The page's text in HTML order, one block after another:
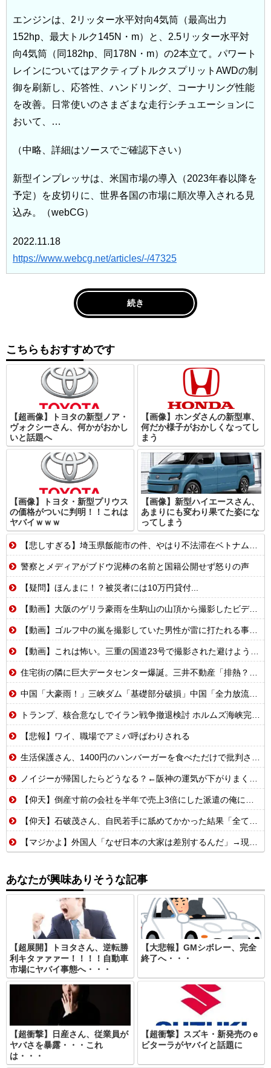
エンジンは、2リッター水平対向4気筒（最高出力
152hp、最大トルク145N・m）と、2.5リッター水平対
向4気筒（同182hp、同178N・m）の2本立て。パワート
レインについてはアクティブトルクスプリットAWDの制
御を刷新し、応答性、ハンドリング、コーナリング性能
を改善。日常使いのさまざまな走行シチュエーションに
おいて、…
（中略、詳細はソースでご確認下さい）
新型インプレッサは、米国市場の導入（2023年春以降を
予定）を皮切りに、世界各国の市場に順次導入される見
込み。（webCG）
2022.11.18
https://www.webcg.net/articles/-/47325
続き
こちらもおすすめです
【超画像】トヨタの新型ノア・
ヴォクシーさん、何かがおかし
いと話題へ
【画像】ホンダさんの新型車、
何だか様子がおかしくなってし
まう
【画像】トヨタ・新型プリウス
の価格がついに判明！！これは
ヤバイｗｗｗ
【画像】新型ハイエースさん、
あまりにも変わり果てた姿にな
ってしまう
【悲しすぎる】埼玉県飯能市の件、やはり不法滞在ベトナム人でした
警察とメディアがブドウ泥棒の名前と国籍公開せず怒りの声
【疑問】ほんまに！？被災者には10万円貸付...
【動画】大阪のゲリラ豪雨を生駒山の山頂から撮影したビデオが美しい。
【動画】ゴルフ中の嵐を撮影していた男性が雷に打たれる事故。
【動画】これは怖い。三重の国道23号で撮影された避けようがないもらい事故の瞬間。
住宅街の隣に巨大データセンター爆誕。三井不動産「排熱？低周波音？データはまだ出せません」住民ブチギレ
中国「大豪雨！」三峡ダム「基礎部分破損」中国「全力放流！」台風13号「中国上陸予測」台風15号「中国接近（画像」中国「台風同時上陸！（穀物生産が壊滅危機」→
トランプ、核合意なしでイラン戦争撤退検討 ホルムズ海峡完全再開なら
【悲報】ワイ、職場でアミバ呼ばわりされる
生活保護さん、1400円のハンバーガーを食べただけで批判される
ノイジーが帰国したらどうなる？←阪神の運気が下がりまくるやろな
【仰天】倒産寸前の会社を半年で売上3倍にした派遣の俺に上司「派遣のシステムは削除した!社員登用も白紙だなw」→システム復旧せず退職した結果
【仰天】石破茂さん、自民若手に舐めてかかった結果「全てを失うwwwww」
【マジかよ】外国人「なぜ日本の大家は差別するんだ」→現役大家の実録に反論できず
あなたが興味ありそうな記事
【超展開】トヨタさん、逆転勝
利キタァァァー！！！！自動車
市場にヤバイ事態へ・・・
【大悲報】GMシボレー、完全
終了へ・・・
【超衝撃】日産さん、従業員が
ヤバさを暴露・・・これ
は・・・
【超衝撃】スズキ・新発売のｅ
ビターラがヤバイと話題に